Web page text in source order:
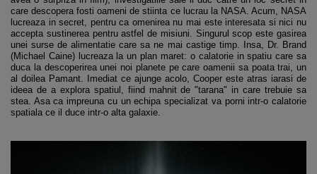
care descopera fosti oameni de stiinta ce lucrau la NASA. Acum, NASA
lucreaza in secret, pentru ca omenirea nu mai este interesata si nici nu
accepta sustinerea pentru astfel de misiuni. Singurul scop este gasirea
unei surse de alimentatie care sa ne mai castige timp. Insa, Dr. Brand
(Michael Caine) lucreaza la un plan maret: o calatorie in spatiu care sa
duca la descoperirea unei noi planete pe care oamenii sa poata trai, un
al doilea Pamant. Imediat ce ajunge acolo, Cooper este atras iarasi de
ideea de a explora spatiul, fiind mahnit de "tarana" in care trebuie sa
stea. Asa ca impreuna cu un echipa specializat va porni intr-o calatorie
spatiala ce il duce intr-o alta galaxie.